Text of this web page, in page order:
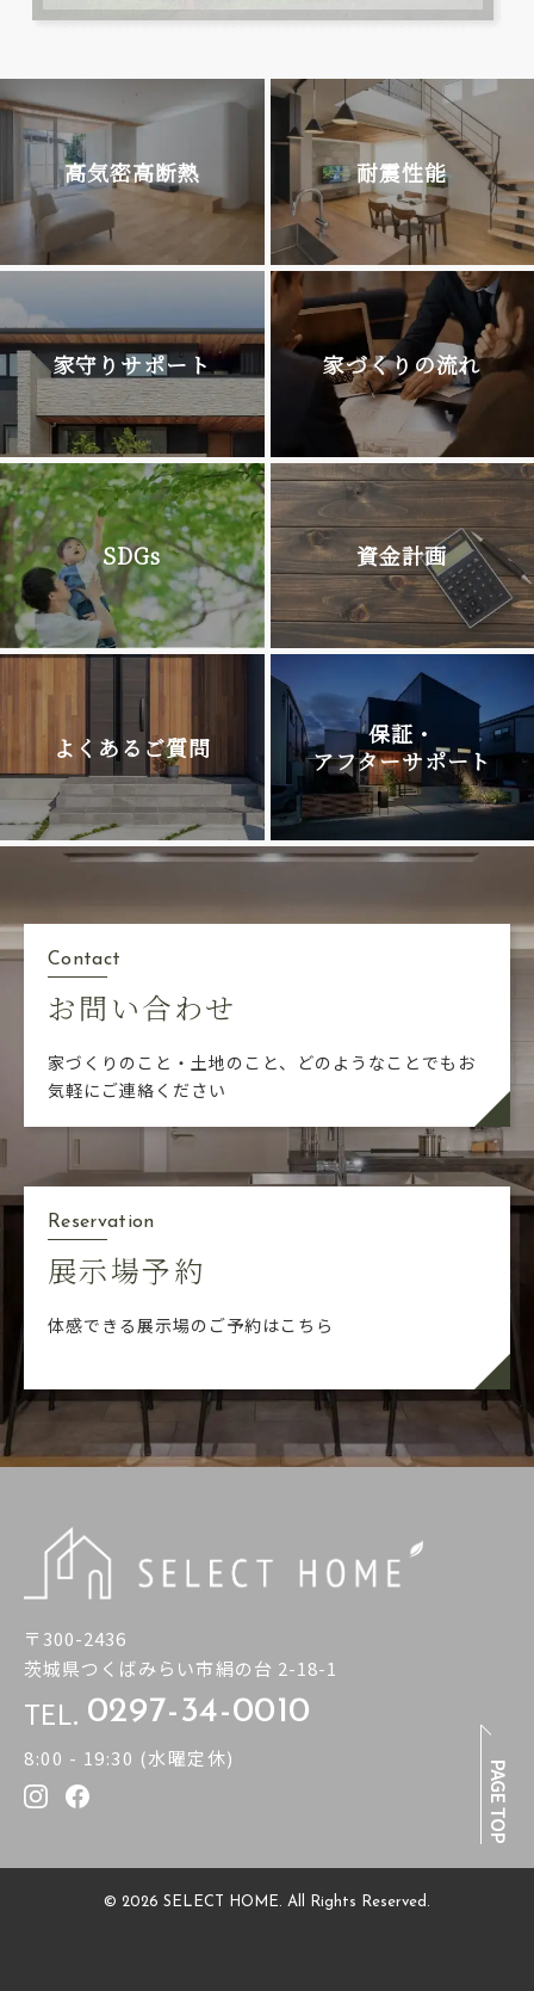
高気密高断熱 耐震性能
家守りサポート 家づくりの流れ
SDGs 資金計画
よくあるご質問
保証・
アフターサポート
Contact
お問い合わせ
家づくりのこと・土地のこと、どのようなことでも お
気軽にご連絡ください
Reservation
展示場予約
体感できる展示場のご予約はこちら
PAGE TOP
〒300-2436
茨城県つくばみらい市絹の台 2-18-1
TEL. 0297-34-0010
8:00 - 19:30 (水曜定休)
© 2026 SELECT HOME. All Rights Reserved.